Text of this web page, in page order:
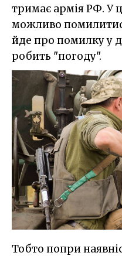
тримає армія РФ. У
можливо
йде про помилку у
робить "погоду".
Тобто попри